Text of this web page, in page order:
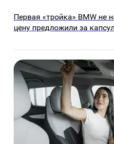
Первая «тройка» BMW не
цену предложили за